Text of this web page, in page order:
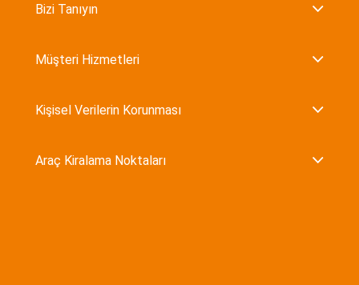
Bizi Tanıyın
Müşteri Hizmetleri
Kişisel Verilerin Korunması
Araç Kiralama Noktaları